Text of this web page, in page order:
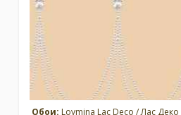
Обои: Loymina Lac Deco / Лас Деко